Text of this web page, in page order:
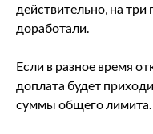
действительно, на
доработали.
Если в разное время
доплата будет
суммы общего лимита.